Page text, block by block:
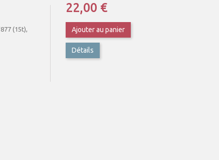
(15t),
22,00 €
Ajouter au panier
Détails